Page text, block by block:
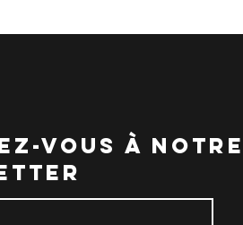
vous à notre